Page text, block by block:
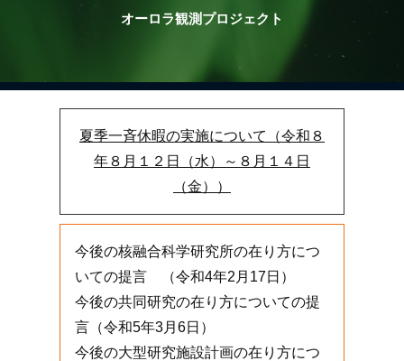
オーロラ観測プロジェクト
夏季一斉休暇の実施について（令和８
年８月１２日（水）～８月１４日
（金））
今後の核融合科学研究所の在り方につ
いての提言 （令和4年2月17日）
今後の共同研究の在り方についての提
言（令和5年3月6日）
今後の大型研究施設計画の在り方につ